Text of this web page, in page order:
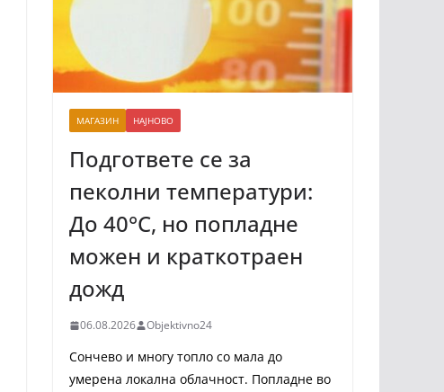
МАГАЗИН НАЈНОВО
Подгответе се за
пеколни температури:
До 40°C, но попладне
можен и краткотраен
дожд
06.08.2026 Objektivno24
Сончево и многу топло со мала до
умерена локална облачност. Попладне во